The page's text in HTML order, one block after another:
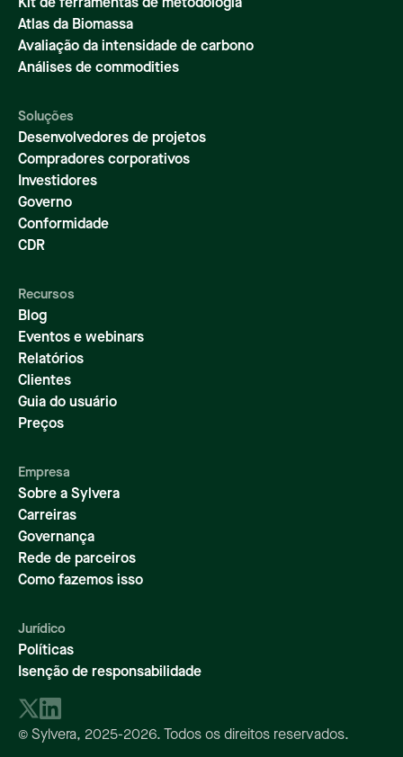
Kit de ferramentas de metodologia
Atlas da Biomassa
Avaliação da intensidade de carbono
Análises de commodities
Soluções
Desenvolvedores de projetos
Compradores corporativos
Investidores
Governo
Conformidade
CDR
Recursos
Blog
Eventos e webinars
Relatórios
Clientes
Guia do usuário
Preços
Empresa
Sobre a Sylvera
Carreiras
Governança
Rede de parceiros
Como fazemos isso
Jurídico
Políticas
Isenção de responsabilidade
© Sylvera, 2025-2026. Todos os direitos reservados.